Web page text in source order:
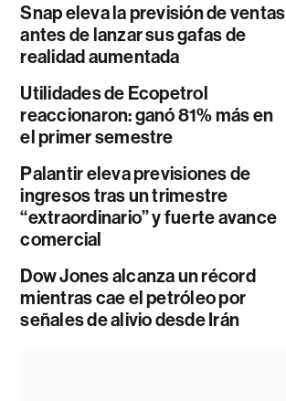
Snap eleva la previsión de ventas
antes de lanzar sus gafas de
realidad aumentada
Utilidades de Ecopetrol
reaccionaron: ganó 81% más en
el primer semestre
Palantir eleva previsiones de
ingresos tras un trimestre
“extraordinario” y fuerte avance
comercial
Dow Jones alcanza un récord
mientras cae el petróleo por
señales de alivio desde Irán